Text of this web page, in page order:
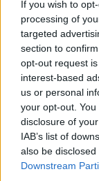
If you wish to
processing of
targeted
section to
opt-out request
interest-based
us or personal
your opt-out.
disclosure of
IAB’s list of
also be
Downstream
La présente page
l'envoi du fichier
Page de
https://
Partager
Web et